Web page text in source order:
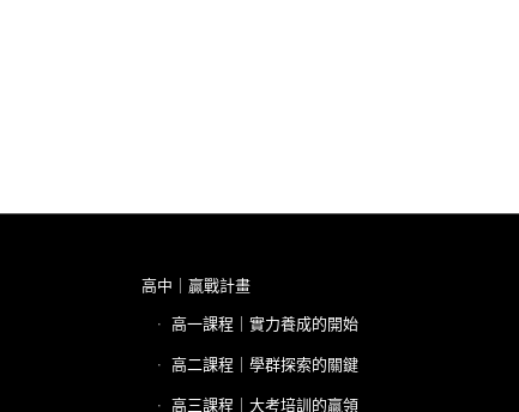
高中｜贏戰計畫
高一課程｜實力養成的開始
高二課程｜學群探索的關鍵
高三課程｜大考培訓的贏領